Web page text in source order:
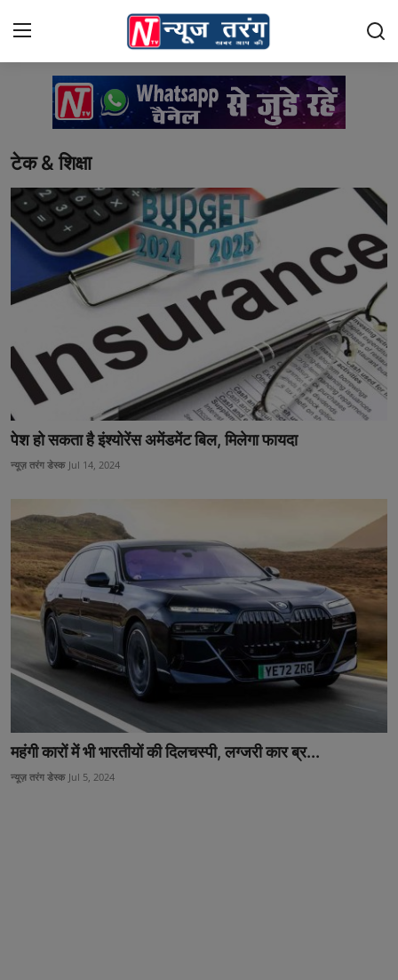
Login Register
Home
राशिफल
दुनिया
भारत
क्राइम
नई दिल्ली
उत्तर प्रदेश
खेल-कूद
मनोरंजन
टेक & शिक्षा
लाइफ स्टाइल
फिटनेश
बिजनेस & नौकरी
टेक & शिक्षा
पेश हो सकता है इंश्योरेंस अमेंडमेंट बिल, मिलेगा फायदा
न्यूज़ तरंग डेस्क Jul 14, 2024
महंगी कारों में भी भारतीयों की दिलचस्पी, लग्जरी कार ब्र...
न्यूज़ तरंग डेस्क Jul 5, 2024